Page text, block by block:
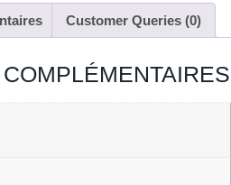
Customer Queries (0)